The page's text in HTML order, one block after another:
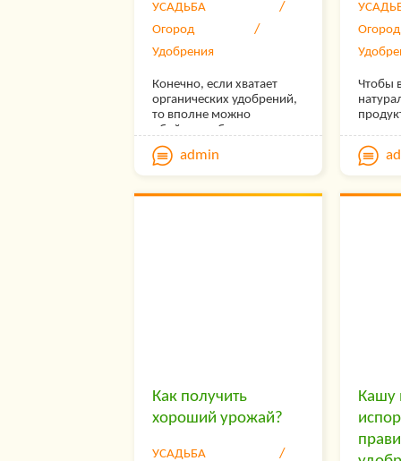
УСАДЬБА
Огород
Удобрения
Конечно, если хватает
органических удобрений,
то вполне можно
обойтись и без
минеральных. Но многие
огородники так боятся
«химии», что, даже не
имея достаточно
admin
Огород
Чтобы
Как получить
хороший урожай?
УСАДЬБА
Кашу